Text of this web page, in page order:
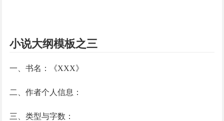
小说大纲模板之三
一、书名：《XXX》
二、作者个人信息：
三、类型与字数：